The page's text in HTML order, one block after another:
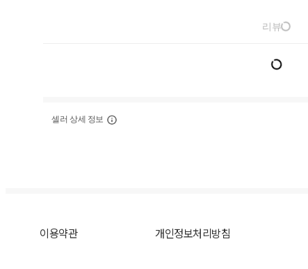
리뷰
셀러 상세 정보
이용약관 개인정보처리방침